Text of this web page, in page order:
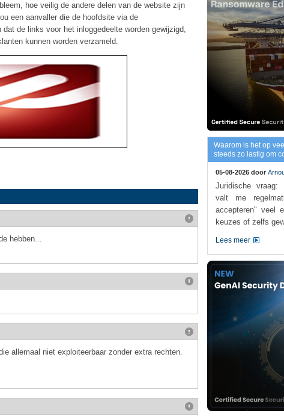
hoe veilig de andere delen van de website zijn
een aanvaller die de hoofdsite via de
de links voor het inloggedeelte worden gewijzigd,
kunnen worden verzameld.
hebben...
allemaal niet exploiteerbaar zonder extra rechten.
Waarom is het op
steeds zo lastig om
05-08-2026 door
Juridische vraag:
valt me
accepteren" veel
keuzes of zelfs
Lees meer